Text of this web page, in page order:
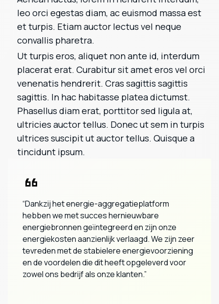
leo orci egestas diam, ac euismod massa est
et turpis. Etiam auctor lectus vel neque
convallis pharetra.
Ut turpis eros, aliquet non ante id, interdum
placerat erat. Curabitur sit amet eros vel orci
venenatis hendrerit. Cras sagittis sagittis
sagittis. In hac habitasse platea dictumst.
Phasellus diam erat, porttitor sed ligula at,
ultricies auctor tellus. Donec ut sem in turpis
ultrices suscipit ut auctor tellus. Quisque a
tincidunt ipsum.
“Dankzij het energie-aggregatieplatform
hebben we met succes hernieuwbare
energiebronnen geïntegreerd en zijn onze
energiekosten aanzienlijk verlaagd. We zijn zeer
tevreden met de stabielere energievoorziening
en de voordelen die dit heeft opgeleverd voor
zowel ons bedrijf als onze klanten.”